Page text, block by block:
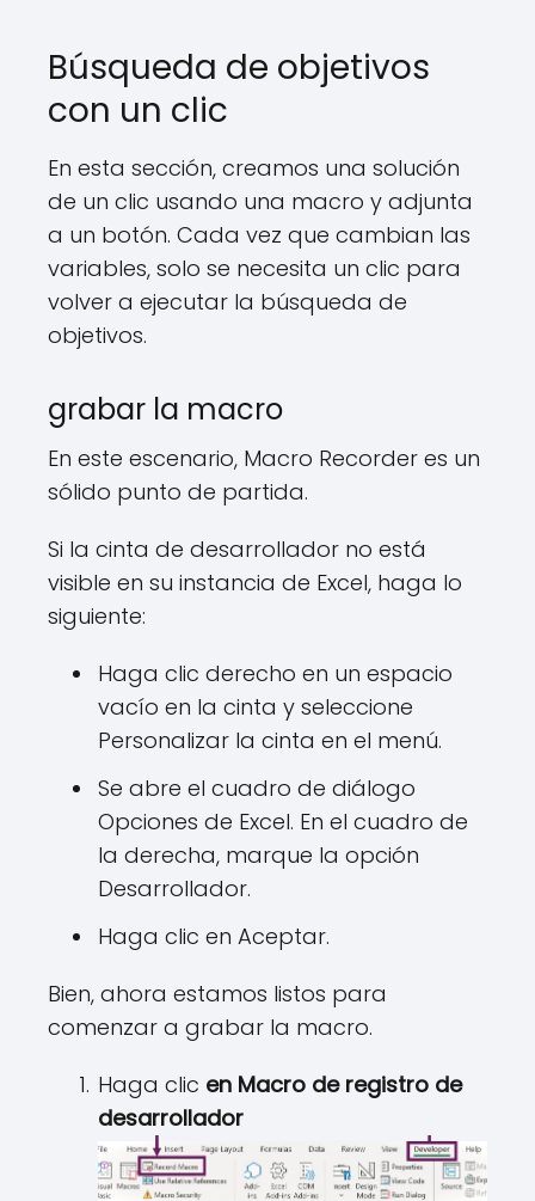
Búsqueda de objetivos
con un clic
En esta sección, creamos una solución
de un clic usando una macro y adjunta
a un botón. Cada vez que cambian las
variables, solo se necesita un clic para
volver a ejecutar la búsqueda de
objetivos.
grabar la macro
En este escenario, Macro Recorder es un
sólido punto de partida.
Si la cinta de desarrollador no está
visible en su instancia de Excel, haga lo
siguiente:
Haga clic derecho en un espacio
vacío en la cinta y seleccione
Personalizar la cinta en el menú.
Se abre el cuadro de diálogo
Opciones de Excel. En el cuadro de
la derecha, marque la opción
Desarrollador.
Haga clic en Aceptar.
Bien, ahora estamos listos para
comenzar a grabar la macro.
Haga clic en Macro de registro de
desarrollador